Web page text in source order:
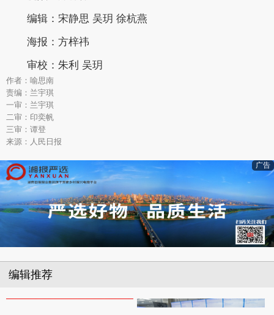
编辑：宋静思 吴玥 徐杭燕
海报：方梓祎
审校：朱利 吴玥
作者：喻思南
责编：兰宇琪
一审：兰宇琪
二审：印奕帆
三审：谭登
来源：人民日报
广告
编辑推荐